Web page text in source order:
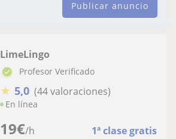
Publicar anuncio
19€/h 1ª clase gratis
LimeLingo
Profesor Verificado
★ 5,0 (44 valoraciones)
En línea